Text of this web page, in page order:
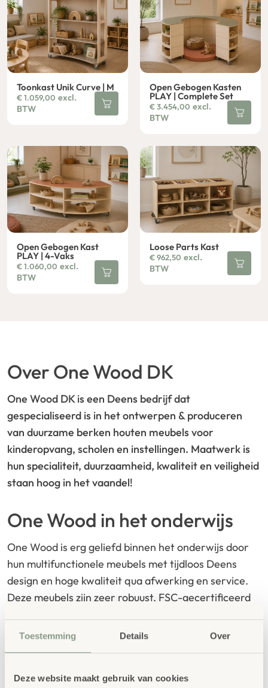
Toestemming Details Over
Deze website maakt gebruik van cookies
Toonkast Unik Curve | M
€1.059,00 excl.
BTW
Open Gebogen Kasten
PLAY | Complete Set
€3.454,00 excl.
BTW
Open Gebogen Kast
PLAY | 4-Vaks
€1.060,00 excl.
BTW
Loose Parts Kast
€962,50 excl.
BTW
Over One Wood DK
One Wood DK is een Deens bedrijf dat
gespecialiseerd is in het ontwerpen & produceren
van duurzame berken houten meubels voor
kinderopvang, scholen en instellingen. Maatwerk is
hun specialiteit, duurzaamheid, kwaliteit en veiligheid
staan hoog in het vaandel!
One Wood in het onderwijs
One Wood is erg geliefd binnen het onderwijs door
hun multifunctionele meubels met tijdloos Deens
design en hoge kwaliteit qua afwerking en service.
Deze meubels zijn zeer robuust, FSC-gecertificeerd
milieukeurmerk van de Europese Unie dat aangeeft
impact over de hele levenscyclus. Een verantwoorde